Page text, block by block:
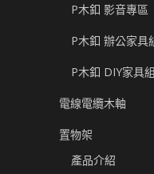
P木釦 影音專區
P木釦 辦公家具
P木釦 DIY家具
電線電纜木軸
置物架
產品介紹